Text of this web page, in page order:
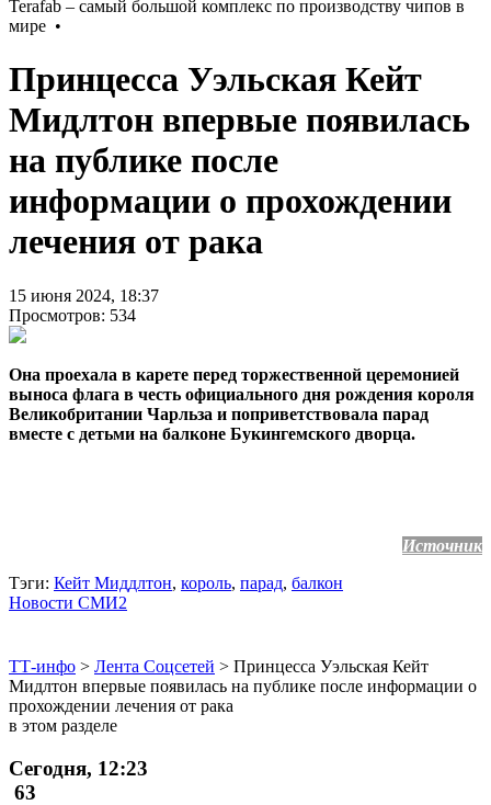
Принцесса Уэльская Кейт
Мидлтон впервые появилась
на публике после
информации о прохождении
лечения от рака
15 июня 2024, 18:37
Просмотров: 534
Она проехала в карете перед торжественной церемонией
выноса флага в честь официального дня рождения короля
Великобритании Чарльза и поприветствовала парад
вместе с детьми на балконе Букингемского дворца.
Источник
Тэги: Кейт Миддлтон, король, парад, балкон
Новости СМИ2
ТТ-инфо > Лента Соцсетей > Принцесса Уэльская Кейт
Мидлтон впервые появилась на публике после информации о
прохождении лечения от рака
в этом разделе
Сегодня, 12:23
63